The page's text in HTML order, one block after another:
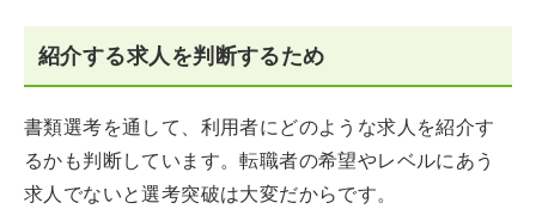
紹介する求人を判断するため
書類選考を通して、利用者にどのような求人を紹介す
るかも判断しています。転職者の希望やレベルにあう
求人でないと選考突破は大変だからです。